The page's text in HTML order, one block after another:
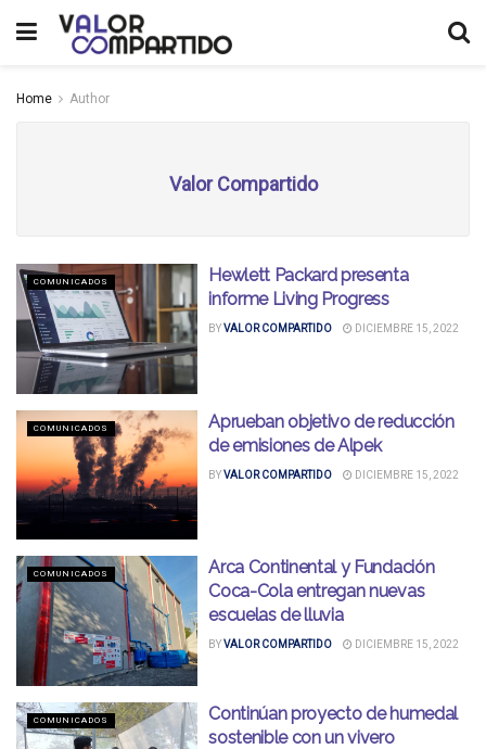
Home Author
Valor Compartido
COMUNICADOS
Hewlett Packard presenta
informe Living Progress
BYVALOR COMPARTIDO DICIEMBRE 15, 2022
COMUNICADOS
Aprueban objetivo de reducción
de emisiones de Alpek
BYVALOR COMPARTIDO DICIEMBRE 15, 2022
COMUNICADOS
Arca Continental y Fundación
Coca-Cola entregan nuevas
escuelas de lluvia
BYVALOR COMPARTIDO DICIEMBRE 15, 2022
COMUNICADOS
Continúan proyecto de humedal
sostenible con un vivero